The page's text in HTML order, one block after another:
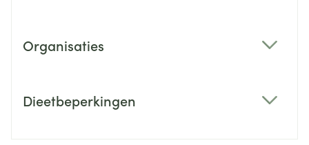
Organisaties
Dieetbeperkingen